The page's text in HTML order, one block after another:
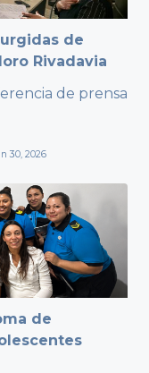
de
Rivadavia
de prensa
30, 2026
de